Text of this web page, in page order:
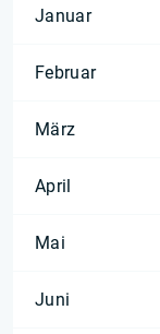
Januar
Februar
März
April
Mai
Juni